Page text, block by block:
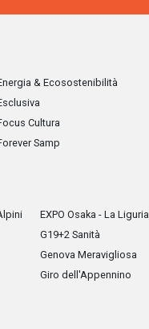
& Ecosostenibilità
Cultura
Samp
EXPO Osaka - La Liguria
G19+2 Sanità
Genova Meravigliosa
Giro dell'Appennino